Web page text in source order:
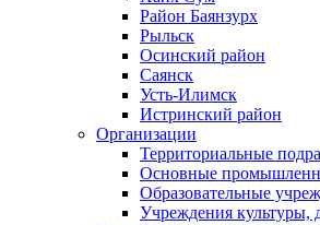
Район Баянзурх
Рыльск
Осинский район
Саянск
Усть-Илимск
Истринский район
Организации
Территориальные
Основные
Образовательные
Учреждения культуры,